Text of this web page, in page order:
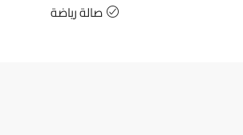
صالة رياضة